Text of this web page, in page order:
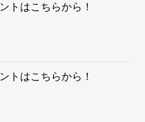
トはこちらから！
トはこちらから！